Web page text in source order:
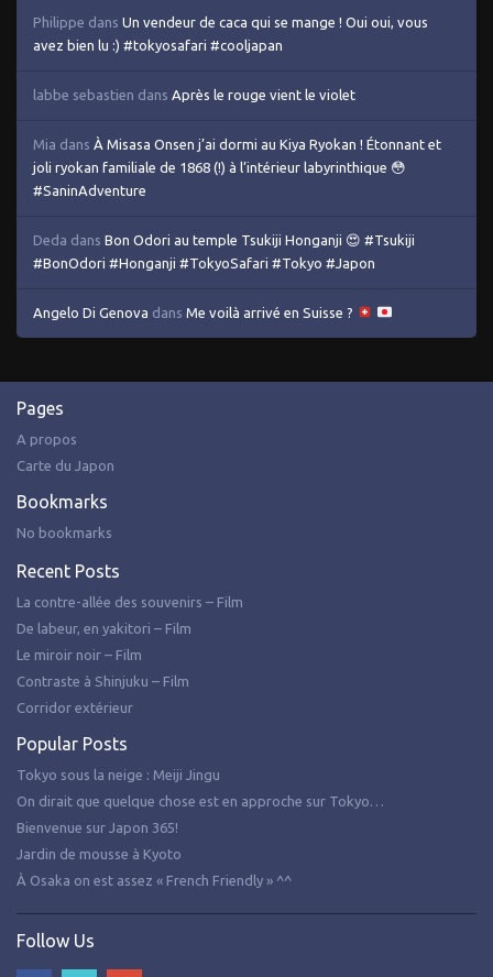
Philippe dans Un vendeur de caca qui se mange ! Oui oui, vous
avez bien lu :) #tokyosafari #cooljapan
labbe sebastien dans Après le rouge vient le violet
Mia dans À Misasa Onsen j’ai dormi au Kiya Ryokan ! Étonnant et
joli ryokan familiale de 1868 (!) à l’intérieur labyrinthique 😳
#SaninAdventure
Deda dans Bon Odori au temple Tsukiji Honganji 😍 #Tsukiji
#BonOdori #Honganji #TokyoSafari #Tokyo #Japon
Angelo Di Genova dans Me voilà arrivé en Suisse ?
Pages
A propos
Carte du Japon
Bookmarks
No bookmarks
Recent Posts
La contre-allée des souvenirs – Film
De labeur, en yakitori – Film
Le miroir noir – Film
Contraste à Shinjuku – Film
Corridor extérieur
Popular Posts
Tokyo sous la neige : Meiji Jingu
On dirait que quelque chose est en approche sur Tokyo…
Bienvenue sur Japon 365!
Jardin de mousse à Kyoto
À Osaka on est assez « French Friendly » ^^
Follow Us